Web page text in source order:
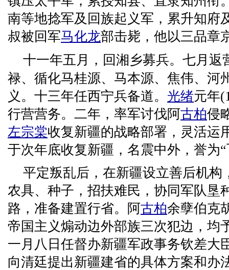
南等地捻军及回族起义军，累升知府
叔被回军马化龙部击毙，他以三品章
十一年五月，回湘乡募兵。七月返
禄、循化马桂源、马本源、焦伟、河
义。十三年任西宁兵备道。 光绪元年
行营营务。二年，率军讨伐阿古柏侵
左宗棠收复新疆的战略部署，灵活运
于次年底收复新疆，名震中外，誉为
平定叛乱后，在新疆设立善后机构
农具、种子，招扶难民，协同军队垦
路，准备建置行省。阿古柏余孽伯克
帝国主义煽动边外部族三次犯边，均
一月八日任督办新疆军政事务钦差大
向清廷提出新疆建省的具体方案和办